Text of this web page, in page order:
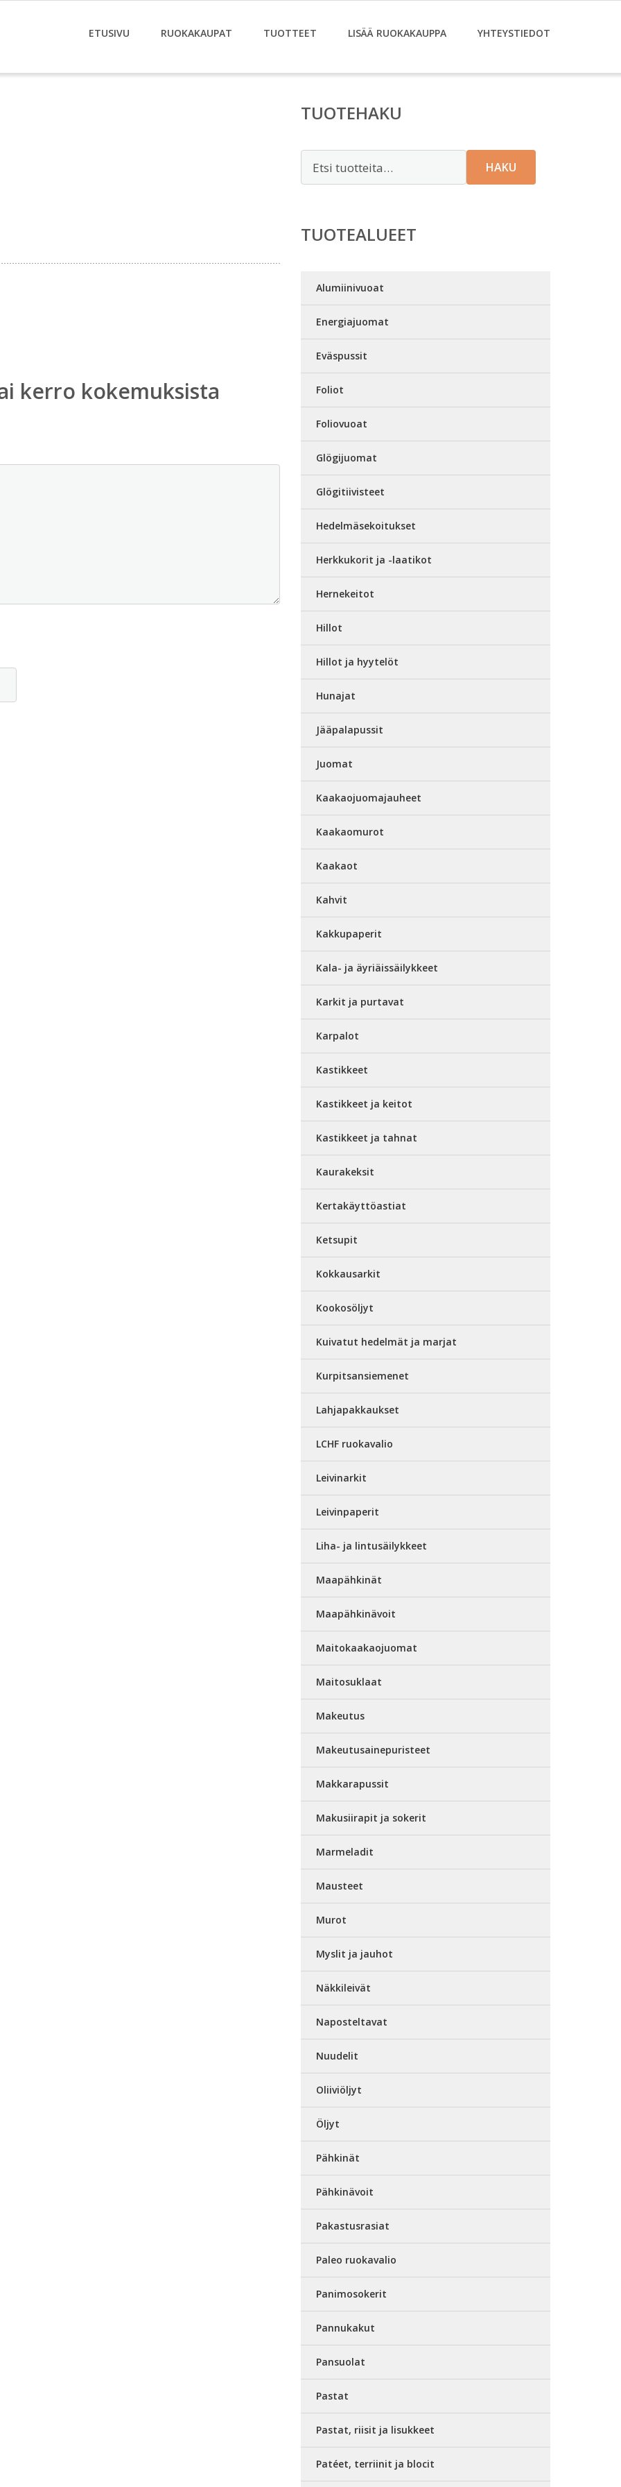
ETUSIVU RUOKAKAUPAT TUOTTEET LISÄÄ RUOKAKAUPPA YHTEYSTIEDOT
kerro kokemuksista
TUOTEHAKU
HAKU
TUOTEALUEET
Alumiinivuoat
Energiajuomat
Eväspussit
Foliot
Foliovuoat
Glögijuomat
Glögitiivisteet
Hedelmäsekoitukset
Herkkukorit ja -laatikot
Hernekeitot
Hillot
Hillot ja hyytelöt
Hunajat
Jääpalapussit
Juomat
Kaakaojuomajauheet
Kaakaomurot
Kaakaot
Kahvit
Kakkupaperit
Kala- ja äyriäissäilykkeet
Karkit ja purtavat
Karpalot
Kastikkeet
Kastikkeet ja keitot
Kastikkeet ja tahnat
Kaurakeksit
Kertakäyttöastiat
Ketsupit
Kokkausarkit
Kookosöljyt
Kuivatut hedelmät ja marjat
Kurpitsansiemenet
Lahjapakkaukset
LCHF ruokavalio
Leivinarkit
Leivinpaperit
Liha- ja lintusäilykkeet
Maapähkinät
Maapähkinävoit
Maitokaakaojuomat
Maitosuklaat
Makeutus
Makeutusainepuristeet
Makkarapussit
Makusiirapit ja sokerit
Marmeladit
Mausteet
Murot
Myslit ja jauhot
Näkkileivät
Naposteltavat
Nuudelit
Oliiviöljyt
Öljyt
Pähkinät
Pähkinävoit
Pakastusrasiat
Paleo ruokavalio
Panimosokerit
Pannukakut
Pansuolat
Pastat
Pastat, riisit ja lisukkeet
Patéet, terriinit ja blocit